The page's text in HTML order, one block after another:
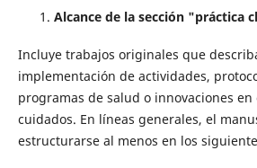
Alcance de la sección "práctica
Incluye trabajos originales que
implementación de actividades,
programas de salud o innovaciones
cuidados. En líneas generales, el
estructurarse al menos en los